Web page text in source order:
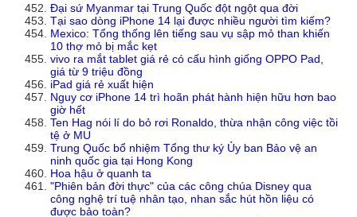
Đại sứ Myanmar tại Trung Quốc đột ngột qua đời
Tại sao dòng iPhone 14 lại được nhiều người tìm kiếm?
Mexico: Tổng thống lên tiếng sau vụ sập mỏ than khiến
10 thợ mỏ bị mắc kẹt
vivo ra mắt tablet giá rẻ có cấu hình giống OPPO Pad,
giá từ 9 triệu đồng
iPad giá rẻ xuất hiện
Nguy cơ iPhone 14 trì hoãn phát hành hiện hữu hơn bao
giờ hết
Ten Hag nói lí do bỏ rơi Ronaldo, thừa nhận công việc tồi
tệ ở MU
Trung Quốc bổ nhiệm Tổng thư ký Ủy ban Bảo vệ an
ninh quốc gia tại Hong Kong
Hoa hậu ở quanh ta
"Phiên bản đời thực" của các công chúa Disney qua
công nghệ trí tuệ nhân tạo, nhan sắc hút hồn liệu có
được bảo toàn?